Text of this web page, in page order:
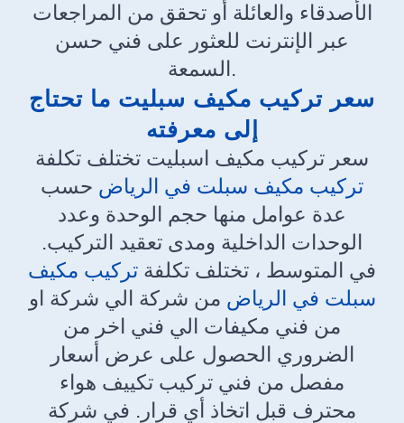
الأصدقاء والعائلة أو تحقق من المراجعات
عبر الإنترنت للعثور على فني حسن
السمعة.
سعر تركيب مكيف سبليت ما تحتاج
إلى معرفته
سعر تركيب مكيف اسبليت تختلف تكلفة
تركيب مكيف سبلت في الرياض حسب
عدة عوامل منها حجم الوحدة وعدد
الوحدات الداخلية ومدى تعقيد التركيب.
في المتوسط ، تختلف تكلفة تركيب مكيف
سبلت في الرياض من شركة الي شركة او
من فني مكيفات الي فني اخر من
الضروري الحصول على عرض أسعار
مفصل من فني تركيب تكييف هواء
محترف قبل اتخاذ أي قرار. في شركة